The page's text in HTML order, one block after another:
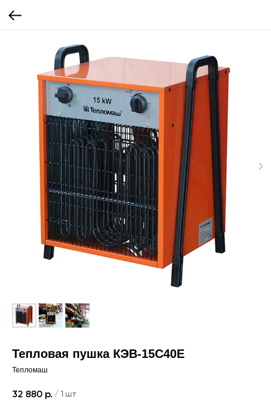
Тепловая пушка КЭВ-15С40Е
Тепломаш
32 880 р. / 1 шт